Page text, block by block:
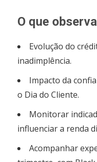
O que
Evolução do
inadimplência.
Impacto da
o Dia do Cliente.
Monitorar
influenciar a renda
Acompanhar